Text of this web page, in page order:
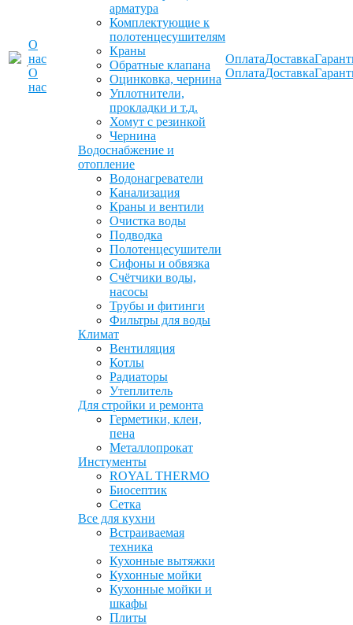
О
нас
О
нас
арматура
Комплектующие к
полотенцесушителям
Краны
Обратные клапана
Оцинковка, чернина
Уплотнители,
прокладки и т.д.
Хомут с резинкой
Чернина
Водоснабжение и
отопление
Водонагреватели
Канализация
Краны и вентили
Очистка воды
Подводка
Полотенцесушители
Сифоны и обвязка
Счётчики воды,
насосы
Трубы и фитинги
Фильтры для воды
Климат
Вентиляция
Котлы
Радиаторы
Утеплитель
Для стройки и ремонта
Герметики, клеи,
пена
Металлопрокат
Инстументы
ROYAL THERMO
Биосептик
Сетка
Все для кухни
Встраиваемая
техника
Кухонные вытяжки
Кухонные мойки
Кухонные мойки и
шкафы
Плиты
Оплата
Оплата
Доставка
Доставка